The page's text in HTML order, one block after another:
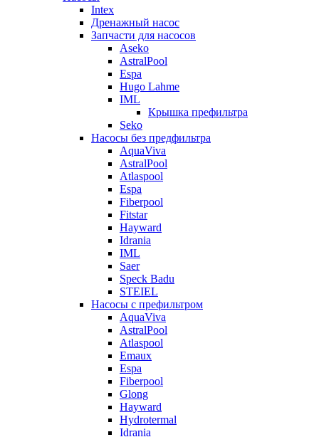
Intex
Дренажный насос
Запчасти для насосов
Aseko
AstralPool
Espa
Hugo Lahme
IML
Крышка префильтра
Seko
Насосы без предфильтра
AquaViva
AstralPool
Atlaspool
Espa
Fiberpool
Fitstar
Hayward
Idrania
IML
Saer
Speck Badu
STEIEL
Насосы с префильтром
AquaViva
AstralPool
Atlaspool
Emaux
Espa
Fiberpool
Glong
Hayward
Hydrotermal
Idrania